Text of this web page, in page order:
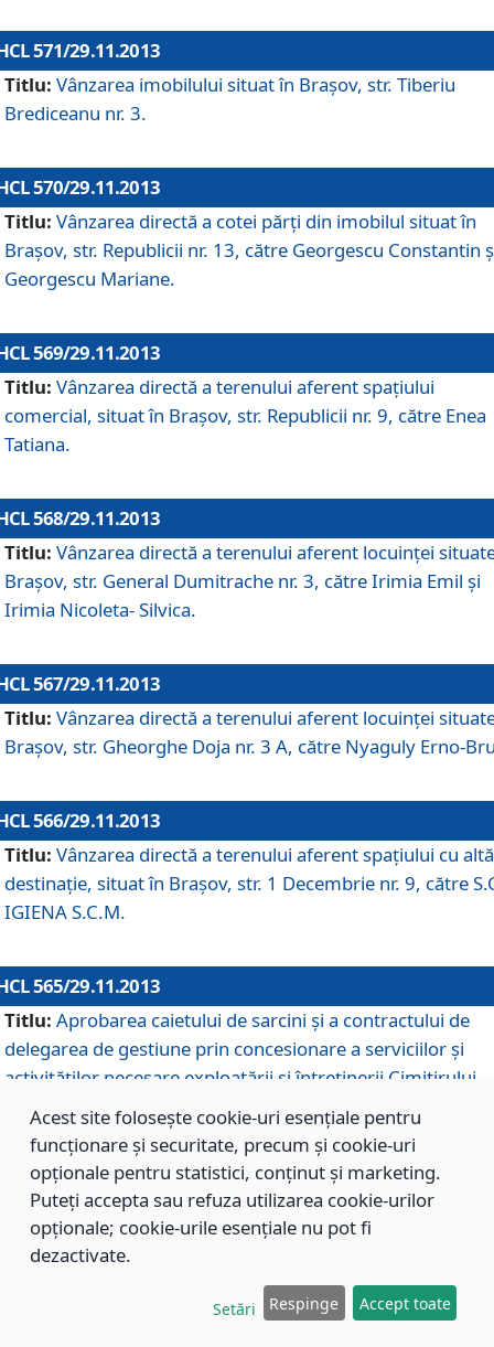
571/29.11.2013
Titlu: Vânzarea imobilului situat în Braşov, str. Tiberiu
Brediceanu nr. 3.
570/29.11.2013
Titlu: Vânzarea directă a cotei părţi din imobilul situat în
Braşov, str. Republicii nr. 13, către Georgescu Constantin
Georgescu Mariane.
569/29.11.2013
Titlu: Vânzarea directă a terenului aferent spaţiului
comercial, situat în Braşov, str. Republicii nr. 9, către Enea
Tatiana.
568/29.11.2013
Titlu: Vânzarea directă a terenului aferent locuinţei
Braşov, str. General Dumitrache nr. 3, către Irimia Emil şi
Irimia Nicoleta- Silvica.
567/29.11.2013
Titlu: Vânzarea directă a terenului aferent locuinţei
Braşov, str. Gheorghe Doja nr. 3 A, către Nyaguly Erno-
566/29.11.2013
Titlu: Vânzarea directă a terenului aferent spaţiului cu altă
destinaţie, situat în Braşov, str. 1 Decembrie nr. 9, către
IGIENA S.C.M.
565/29.11.2013
Titlu: Aprobarea caietului de sarcini şi a contractului de
delegarea de gestiune prin concesionare a serviciilor şi
activităţilor necesare exploatării şi întreţinerii Cimitirului
Municipal Braşov situat în str. Dimitrie Anghel nr. 19.
564/29.11.2013
Titlu: Completarea şi modificarea H.C.L. nr. 446/2013,
care s-a aprobat studiul de fundamentare pentru
Acest site folosește cookie-uri esențiale pentru
funcționare și securitate, precum și cookie-uri
opționale pentru statistici, conținut și marketing.
Puteți accepta sau refuza utilizarea cookie-urilor
opționale; cookie-urile esențiale nu pot fi
dezactivate.
Setări Respinge Accept toate